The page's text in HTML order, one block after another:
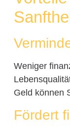
Weniger
Geld können
Fördert